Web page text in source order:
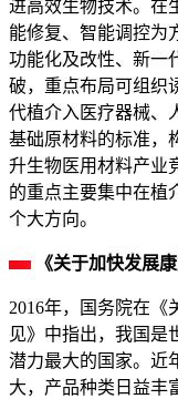
进高效生物技术。在
能修复、智能调控为
功能化及改性、新一
破，重点布局可组织
代植介入医疗器械、
基础原材料的标准，
升生物医用材料产业
的重点主要集中在植
个大方向。
《关于加快发展
2016年，国务院在《
见》中指出，我国是
潜力最大的国家。近
大，产品种类日益丰